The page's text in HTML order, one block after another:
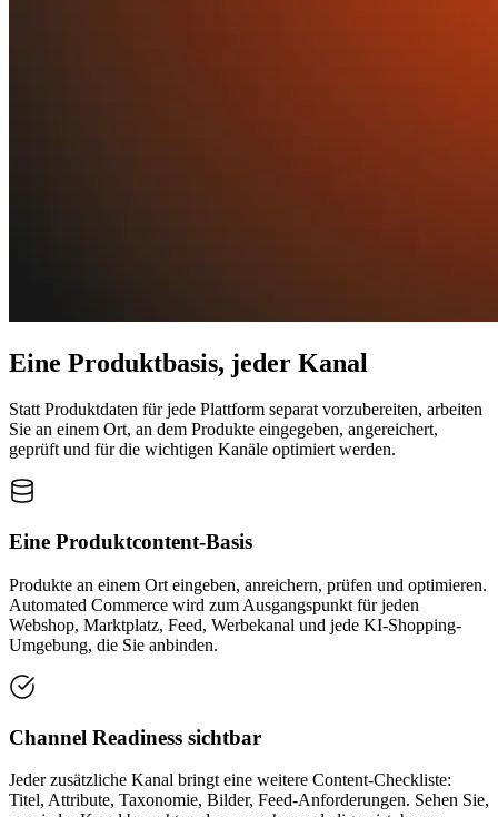
Eine Produktbasis, jeder Kanal
Statt Produktdaten für jede Plattform separat vorzubereiten, arbeiten
Sie an einem Ort, an dem Produkte eingegeben, angereichert,
geprüft und für die wichtigen Kanäle optimiert werden.
Eine Produktcontent-Basis
Produkte an einem Ort eingeben, anreichern, prüfen und optimieren.
Automated Commerce wird zum Ausgangspunkt für jeden
Webshop, Marktplatz, Feed, Werbekanal und jede KI-Shopping-
Umgebung, die Sie anbinden.
Channel Readiness sichtbar
Jeder zusätzliche Kanal bringt eine weitere Content-Checkliste:
Titel, Attribute, Taxonomie, Bilder, Feed-Anforderungen. Sehen Sie,